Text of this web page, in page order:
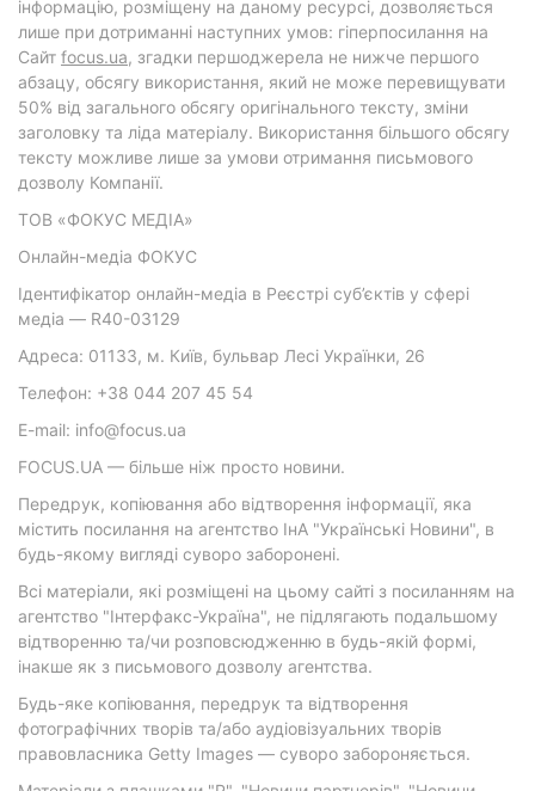
інформацію, розміщену на даному ресурсі, дозволяється
лише при дотриманні наступних умов: гіперпосилання на
Cайт focus.ua, згадки першоджерела не нижче першого
абзацу, обсягу використання, який не може перевищувати
50% від загального обсягу оригінального тексту, зміни
заголовку та ліда матеріалу. Використання більшого обсягу
тексту можливе лише за умови отримання письмового
дозволу Компанії.
ТОВ «ФОКУС МЕДІА»
Онлайн-медіа ФОКУС
Ідентифікатор онлайн-медіа в Реєстрі суб’єктів у сфері
медіа — R40-03129
Адреса: 01133, м. Київ, бульвар Лесі Українки, 26
Телефон: +38 044 207 45 54
E-mail: info@focus.ua
FOCUS.UA — більше ніж просто новини.
Передрук, копіювання або відтворення інформації, яка
містить посилання на агентство ІнА "Українські Новини", в
будь-якому вигляді суворо заборонені.
Всі матеріали, які розміщені на цьому сайті з посиланням на
агентство "Інтерфакс-Україна", не підлягають подальшому
відтворенню та/чи розповсюдженню в будь-якій формі,
інакше як з письмового дозволу агентства.
Будь-яке копіювання, передрук та відтворення
фотографічних творів та/або аудіовізуальних творів
правовласника Getty Images — суворо забороняється.